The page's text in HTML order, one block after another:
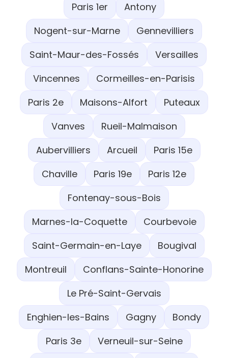
Paris 1er
Antony
Nogent-sur-Marne
Gennevilliers
Saint-Maur-des-Fossés
Versailles
Vincennes
Cormeilles-en-Parisis
Paris 2e
Maisons-Alfort
Puteaux
Vanves
Rueil-Malmaison
Aubervilliers
Arcueil
Paris 15e
Chaville
Paris 19e
Paris 12e
Fontenay-sous-Bois
Marnes-la-Coquette
Courbevoie
Saint-Germain-en-Laye
Bougival
Montreuil
Conflans-Sainte-Honorine
Le Pré-Saint-Gervais
Enghien-les-Bains
Gagny
Bondy
Paris 3e
Verneuil-sur-Seine